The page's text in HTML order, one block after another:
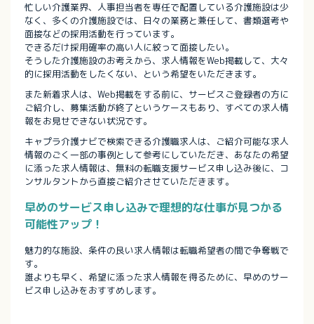
忙しい介護業界、人事担当者を専任で配置している介護施設は少
なく、多くの介護施設では、日々の業務と兼任して、書類選考や
面接などの採用活動を行っています。
できるだけ採用確率の高い人に絞って面接したい。
そうした介護施設のお考えから、求人情報をWeb掲載して、大々
的に採用活動をしたくない、という希望をいただきます。
また新着求人は、Web掲載をする前に、サービスご登録者の方に
ご紹介し、募集活動が終了というケースもあり、すべての求人情
報をお見せできない状況です。
キャプラ介護ナビで検索できる介護職求人は、ご紹介可能な求人
情報のごく一部の事例として参考にしていただき、あなたの希望
に添った求人情報は、無料の転職支援サービス申し込み後に、コ
ンサルタントから直接ご紹介させていただきます。
早めのサービス申し込みで理想的な仕事が見つかる
可能性アップ！
魅力的な施設、条件の良い求人情報は転職希望者の間で争奪戦で
す。
誰よりも早く、希望に添った求人情報を得るために、早めのサー
ビス申し込みをおすすめします。